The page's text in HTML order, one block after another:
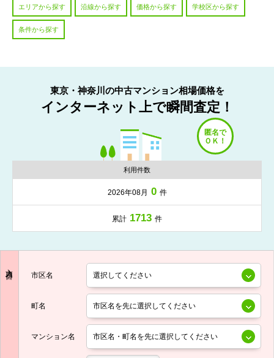
エリアから探す 沿線から探す 価格から探す 学校区から探す
条件から探す
東京・神奈川の中古マンション相場価格を
インターネット上で瞬間査定！
利用件数
2026年08月 0 件
累計 1713 件
市区名
町名
マンション名